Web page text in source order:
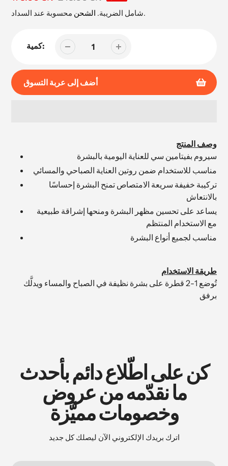
البيع
شامل الضريبة. الشحن محسوبة عند السداد.
كمية:
أضف إلى عربة التسوق
عربة
التسوق
الخاصة
وصف المنتج
سيروم بفيتامين سي للعناية اليومية بالبشرة
مناسب للاستخدام ضمن روتين العناية الصباحي والمسائي
تركيبة خفيفة سريعة الامتصاص تمنح البشرة إحساسًا
بالانتعاش
يساعد على تحسين مظهر البشرة ومنحها إشراقة طبيعية
مع الاستخدام المنتظم
مناسب لجميع أنواع البشرة
طريقة الاستخدام
برفق
كن على اطّلاع دائم بأحدث
ما نقدّمه من عروض
وخصومات مميَّزة
اترك بريدك الإلكتروني الآن ليصلك كل جديد